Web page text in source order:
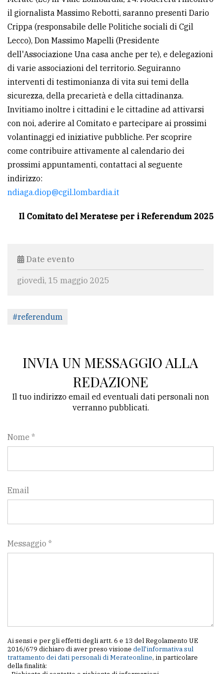
il giornalista Massimo Rebotti, saranno presenti Dario
Crippa (responsabile delle Politiche sociali di Cgil
Lecco), Don Massimo Mapelli (Presidente
dell'Associazione Una casa anche per te), e delegazioni
di varie associazioni del territorio. Seguiranno
interventi di testimonianza di vita sui temi della
sicurezza, della precarietà e della cittadinanza.
Invitiamo inoltre i cittadini e le cittadine ad attivarsi
con noi, aderire al Comitato e partecipare ai prossimi
volantinaggi ed iniziative pubbliche. Per scoprire
come contribuire attivamente al calendario dei
prossimi appuntamenti, contattaci al seguente
indirizzo:
ndiaga.diop@cgil.lombardia.it
Il Comitato del Meratese per i Referendum 2025
Date evento
giovedì, 15 maggio 2025
#referendum
INVIA UN MESSAGGIO ALLA
REDAZIONE
Il tuo indirizzo email ed eventuali dati personali non
verranno pubblicati.
Nome *
Email
Messaggio *
Ai sensi e per gli effetti degli artt. 6 e 13 del Regolamento UE
2016/679 dichiaro di aver preso visione dell'informativa sul
trattamento dei dati personali di Merateonline, in particolare
della finalità: